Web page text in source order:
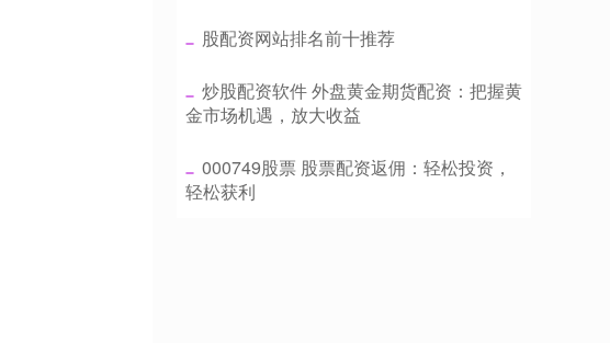
​股配资网站排名前十推荐
​炒股配资软件 外盘黄金期货配资：把握黄
金市场机遇，放大收益
​000749股票 股票配资返佣：轻松投资，
轻松获利